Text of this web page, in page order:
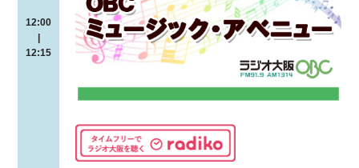
12:00
|
12:15